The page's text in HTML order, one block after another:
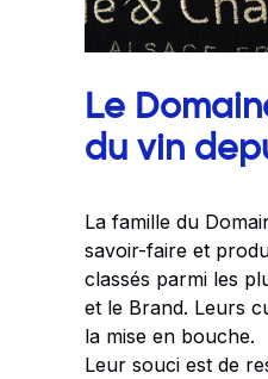
Le
du vin
La famille du
savoir-faire et
classés parmi les
et le Brand. Leurs
la mise en bouche.
Leur souci est de